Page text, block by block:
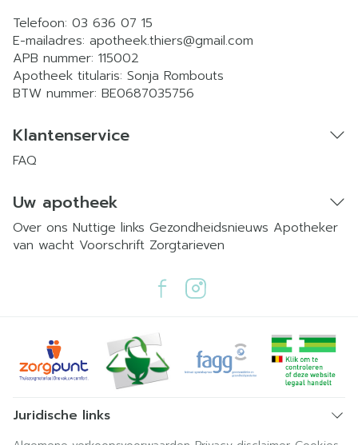
Telefoon: 03 636 07 15
E-mailadres: apotheek.thiers@gmail.com
APB nummer: 115002
Apotheek titularis: Sonja Rombouts
BTW nummer: BE0687035756
Klantenservice
FAQ
Uw apotheek
Over ons Nuttige links Gezondheidsnieuws Apotheker
van wacht Voorschrift Zorgtarieven
Juridische links